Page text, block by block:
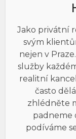
Jako privátní
svým
nejen v
služby
realitní
často
zhlédněte
padneme
podíváme